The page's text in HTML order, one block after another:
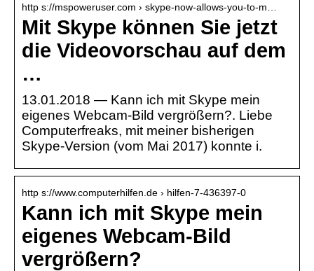
http s://mspoweruser.com › skype-now-allows-you-to-m…
Mit Skype können Sie jetzt
die Videovorschau auf dem
…
13.01.2018 — Kann ich mit Skype mein
eigenes Webcam-Bild vergrößern?. Liebe
Computerfreaks, mit meiner bisherigen
Skype-Version (vom Mai 2017) konnte i.
http s://www.computerhilfen.de › hilfen-7-436397-0
Kann ich mit Skype mein
eigenes Webcam-Bild
vergrößern?